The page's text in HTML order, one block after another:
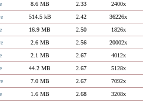
8.6 MB 2.33 2400x
514.5 kB 2.42 36226x
16.9 MB 2.50 1826x
2.6 MB 2.56 20002x
2.1 MB 2.67 4012x
44.2 MB 2.67 5128x
7.0 MB 2.67 7092x
1.6 MB 2.68 3208x